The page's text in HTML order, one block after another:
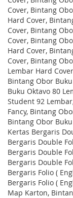
Cover, Bintang
Hard Cover,
Cover, Bintang
Cover, Bintang
Hard Cover,
Cover, Bintang
Lembar Hard
Bintang Obor
Buku Oktavo 80
Student 92
Fancy, Bintang
Bintang Obor
Kertas Bergaris
Bergaris Double
Bergaris Double
Bergaris Double
Bergaris Folio (
Bergaris Folio (
Map Karton,